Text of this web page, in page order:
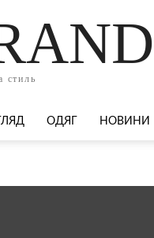
стиль
ОДЯГ НОВИНИ